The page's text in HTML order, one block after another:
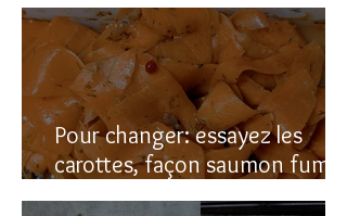
Pour changer: essayez les
carottes, façon saumon fumé!
(vegan du coup)